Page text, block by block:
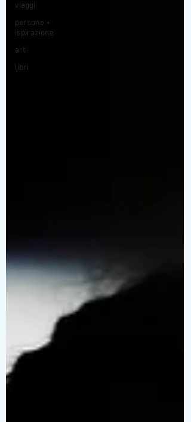
viaggi
persone +
ispirazione
arti
libri